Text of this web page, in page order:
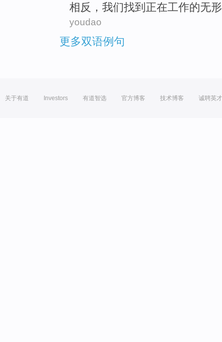
相反 ， 我们找到 正在工作的无形
youdao
更多双语例句
关于有道 Investors 有道智选 官方博客 技术博客 诚聘英才